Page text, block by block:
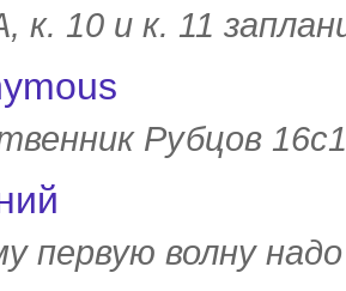
к. 10 и к. 11
Рубцов
первую волну